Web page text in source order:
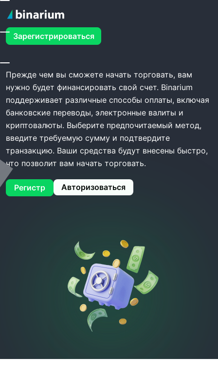
Зарегистрироваться
Главная Binarium Депозит
Binarium Депозит
Прежде чем вы сможете начать торговать, вам
нужно будет финансировать свой счет. Binarium
поддерживает различные способы оплаты, включая
банковские переводы, электронные валиты и
криптовалюты. Выберите предпочитаемый метод,
введите требуемую сумму и подтвердите
транзакцию. Ваши средства будут внесены быстро,
что позволит вам начать торговать.
Регистр Авторизоваться